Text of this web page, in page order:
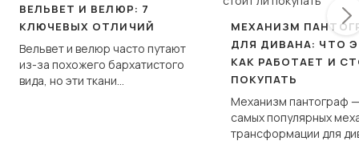
ВЕЛЬВЕТ И ВЕЛЮР: 7
КЛЮЧЕВЫХ ОТЛИЧИЙ
Вельвет и велюр часто путают
из-за похожего бархатистого
вида, но эти ткани
МЕХАНИЗМ
ДЛЯ ДИВАНА: ЧТО
КАК РАБОТАЕТ И
ПОКУПАТЬ
Механизм пантограф
самых популярных
трансформации для